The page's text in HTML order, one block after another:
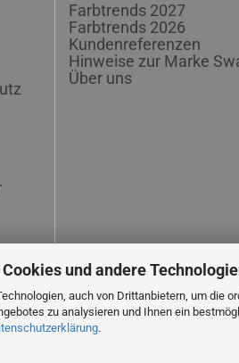
und andere
auch von Drittanbietern, um die
zu analysieren und Ihnen ein
.
Farbtrends 2027
Farbtrends 2026
Kundenreferenzen
Hinweise zur Marke
Über uns